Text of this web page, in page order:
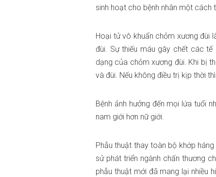
sinh hoạt cho bệnh nhân một cách
Hoại tử vô khuẩn chỏm xương đùi
đùi. Sự thiếu máu gây chết các
dạng của chỏm xương đùi. Khi bị
và đùi. Nếu không điều trị kịp thời
Bệnh ảnh hưởng đến mọi lứa tuổi
nam giới hơn nữ giới.
Phẫu thuật thay toàn bộ khớp
sử phát triển ngành chấn thương
phẫu thuật mới đã mang lại nhiều